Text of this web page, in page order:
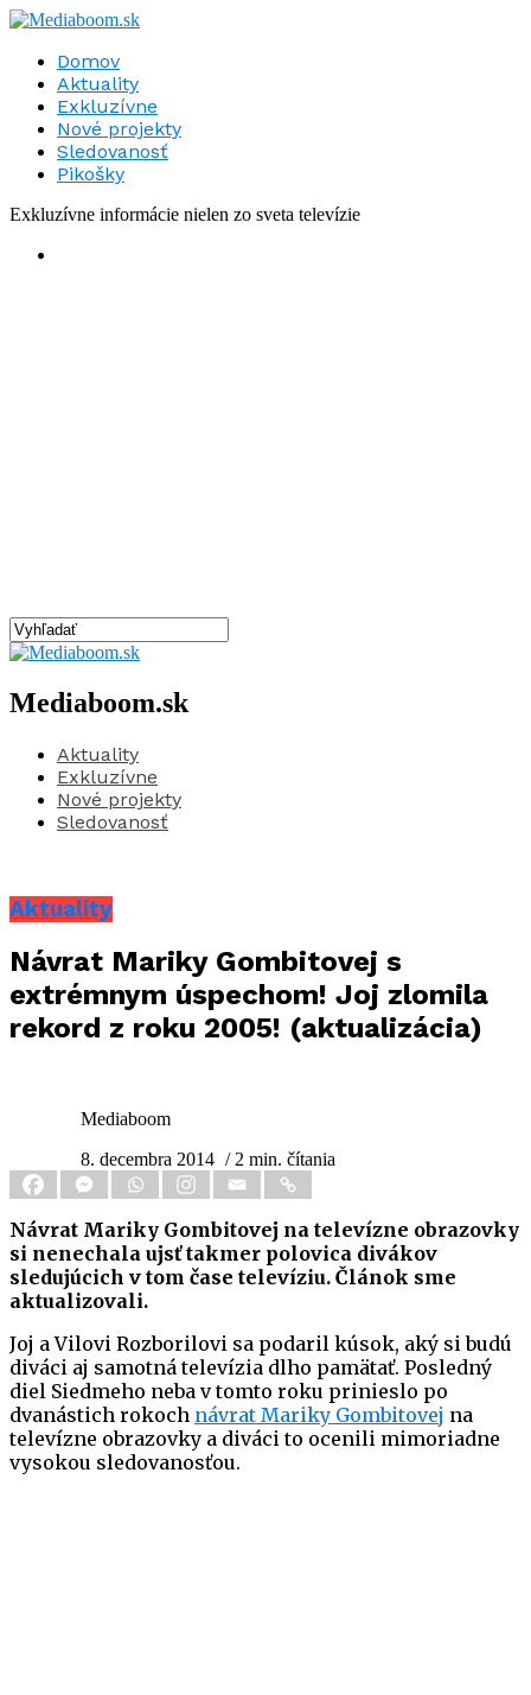
Domov
Aktuality
Exkluzívne
Nové projekty
Sledovanosť
Pikošky
Exkluzívne informácie nielen zo sveta televízie
Mediaboom.sk
Aktuality
Exkluzívne
Nové projekty
Sledovanosť
Aktuality
Návrat Mariky Gombitovej s
extrémnym úspechom! Joj zlomila
rekord z roku 2005! (aktualizácia)
Mediaboom
8. decembra 2014 / 2 min. čítania
Návrat Mariky Gombitovej na televízne obrazovky
si nenechala ujsť takmer polovica divákov
sledujúcich v tom čase televíziu. Článok sme
aktualizovali.
Joj a Vilovi Rozborilovi sa podaril kúsok, aký si budú
diváci aj samotná televízia dlho pamätať. Posledný
diel Siedmeho neba v tomto roku prinieslo po
dvanástich rokoch návrat Mariky Gombitovej na
televízne obrazovky a diváci to ocenili mimoriadne
vysokou sledovanosťou.